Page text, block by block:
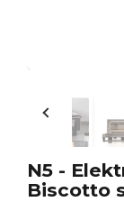
N5 -
Biscotto